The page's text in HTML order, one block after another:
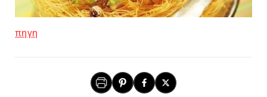
πηγη